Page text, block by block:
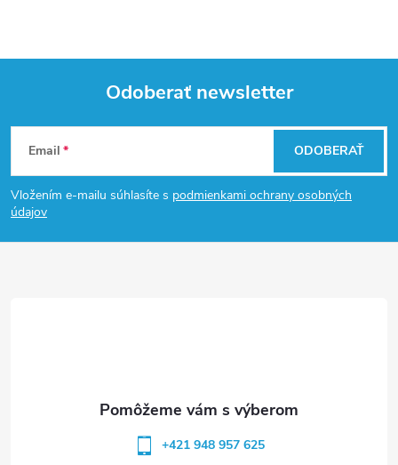
Z
á
p
Odoberať newsletter
Email
Vložením e-mailu súhlasíte s podmienkami ochrany osobných
údajov
ODOBERAŤ
+421 948 957 625